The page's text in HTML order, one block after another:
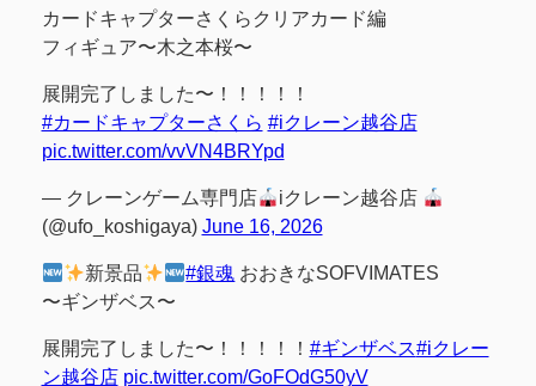
カードキャプターさくらクリアカード編
フィギュア〜木之本桜〜
展開完了しました〜！！！！！
#カードキャプターさくら #iクレーン越谷店
pic.twitter.com/vvVN4BRYpd
— クレーンゲーム専門店
iクレーン越谷店
(@ufo_koshigaya) June 16, 2026
新景品 #銀魂 おおきなSOFVIMATES
〜ギンザベス〜
展開完了しました〜！！！！！ #ギンザベス#iクレー
ン越谷店 pic.twitter.com/GoFOdG50yV